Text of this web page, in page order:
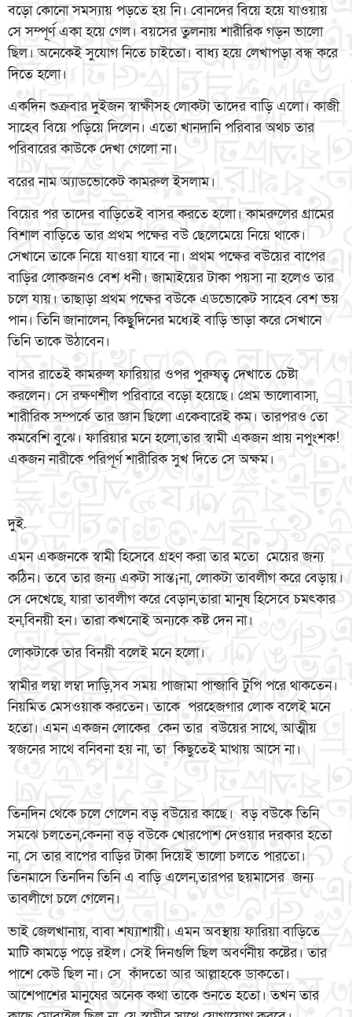
বড়ো কোনো সমস্যায় পড়তে হয় নি। বোনদের বিয়ে হয়ে যাওয়ায়
সে সম্পূর্ণ একা হয়ে গেল। বয়সের তুলনায় শারীরিক গড়ন ভালো
ছিল। অনেকেই সুযোগ নিতে চাইতো। বাধ্য হয়ে লেখাপড়া বন্ধ করে
দিতে হলো।
একদিন শুক্রবার দুইজন স্বাক্ষীসহ লোকটা তাদের বাড়ি এলো। কাজী
সাহেব বিয়ে পড়িয়ে দিলেন। এতো খানদানি পরিবার অথচ তার
পরিবারের কাউকে দেখা গেলো না।
বরের নাম অ্যাডভোকেট কামরুল ইসলাম।
বিয়ের পর তাদের বাড়িতেই বাসর করতে হলো। কামরুলের গ্রামের
বিশাল বাড়িতে তার প্রথম পক্ষের বউ ছেলেমেয়ে নিয়ে থাকে।
সেখানে তাকে নিয়ে যাওয়া যাবে না। প্রথম পক্ষের বউয়ের বাপের
বাড়ির লোকজনও বেশ ধনী। জামাইয়ের টাকা পয়সা না হলেও তার
চলে যায়। তাছাড়া প্রথম পক্ষের বউকে এডভোকেট সাহেব বেশ ভয়
পান। তিনি জানালেন, কিছুূদিনের মধ্যেই বাড়ি ভাড়া করে সেখানে
তিনি তাকে উঠাবেন।
বাসর রাতেই কামরুল ফারিয়ার ওপর পুরুষত্ব দেখাতে চেষ্টা
করলেন। সে রক্ষণশীল পরিবারে বড়ো হয়েছে। প্রেম ভালোবাসা,
শারীরিক সম্পর্কে তার জ্ঞান ছিলো একেবারেই কম। তারপরও তো
কমবেশি বুঝে। ফারিয়ার মনে হলো,তার স্বামী একজন প্রায় নপুংশক!
একজন নারীকে পরিপূর্ণ শারীরিক সুখ দিতে সে অক্ষম।
দুই.
এমন একজনকে স্বামী হিসেবে গ্রহণ করা তার মতো মেয়ের জন্য
কঠিন। তবে তার জন্য একটা সান্ত¡না, লোকটা তাবলীগ করে বেড়ায়।
সে দেখেছে, যারা তাবলীগ করে বেড়ান,তারা মানুষ হিসেবে চমৎকার
হন,বিনয়ী হন। তারা কখনোই অন্যকে কষ্ট দেন না।
লোকটাকে তার বিনয়ী বলেই মনে হলো।
স্বামীর লম্বা লম্বা দাড়ি,সব সময় পাজামা পান্জাবি টুপি পরে থাকতেন।
নিয়মিত মেসওয়াক করতেন। তাকে পরহেজগার লোক বলেই মনে
হতো। এমন একজন লোকের কেন তার বউয়ের সাথে, আত্মীয়
স্বজনের সাথে বনিবনা হয় না, তা কিছুতেই মাথায় আসে না।
তিনদিন থেকে চলে গেলেন বড় বউয়ের কাছে। বড় বউকে তিনি
সমঝে চলতেন,কেননা বড় বউকে খোরপোশ দেওয়ার দরকার হতো
না, সে তার বাপের বাড়ির টাকা দিয়েই ভালো চলতে পারতো।
তিনমাসে তিনদিন তিনি এ বাড়ি এলেন,তারপর ছয়মাসের জন্য
তাবলীগে চলে গেলেন।
ভাই জেলখানায়, বাবা শয্যাশায়ী। এমন অবস্থায় ফারিয়া বাড়িতে
মাটি কামড়ে পড়ে রইল। সেই দিনগুলি ছিল অবর্ণনীয় কষ্টের। তার
পাশে কেউ ছিল না। সে কাঁদতো আর আল্লাহকে ডাকতো।
আশেপাশের মানুষের অনেক কথা তাকে শুনতে হতো। তখন তার